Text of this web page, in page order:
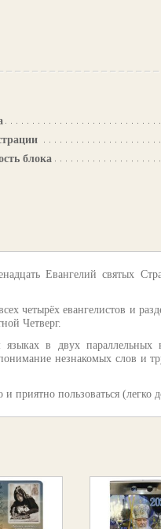
блока
Евангелий святых
четырёх евангелистов и
Четверг.
в двух параллельных
незнакомых слов и
приятно пользоваться (легко